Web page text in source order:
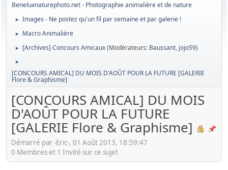
Beneluxnaturephoto.net - Photographie animalière et de nature
► Images - Ne postez qu'un fil par semaine et par galerie !
► Macro Animalière
► [Archives] Concours Amicaux(Modérateurs: Baussant, jojo59)
►
[CONCOURS AMICAL] DU MOIS D'AOÛT POUR LA FUTURE [GALERIE
Flore & Graphisme]
[CONCOURS AMICAL] DU MOIS
D'AOÛT POUR LA FUTURE
[GALERIE Flore & Graphisme]
Démarré par -Eric-, 01 Août 2013, 18:59:47
0 Membres et 1 Invité sur ce sujet